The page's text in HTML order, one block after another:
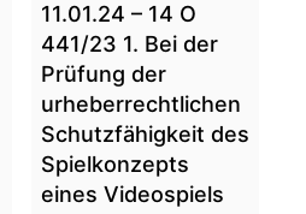
11.01.24 – 14 O
441/23 1. Bei der
Prüfung der
urheberrechtlichen
Schutzfähigkeit des
Spielkonzepts
eines Videospiels